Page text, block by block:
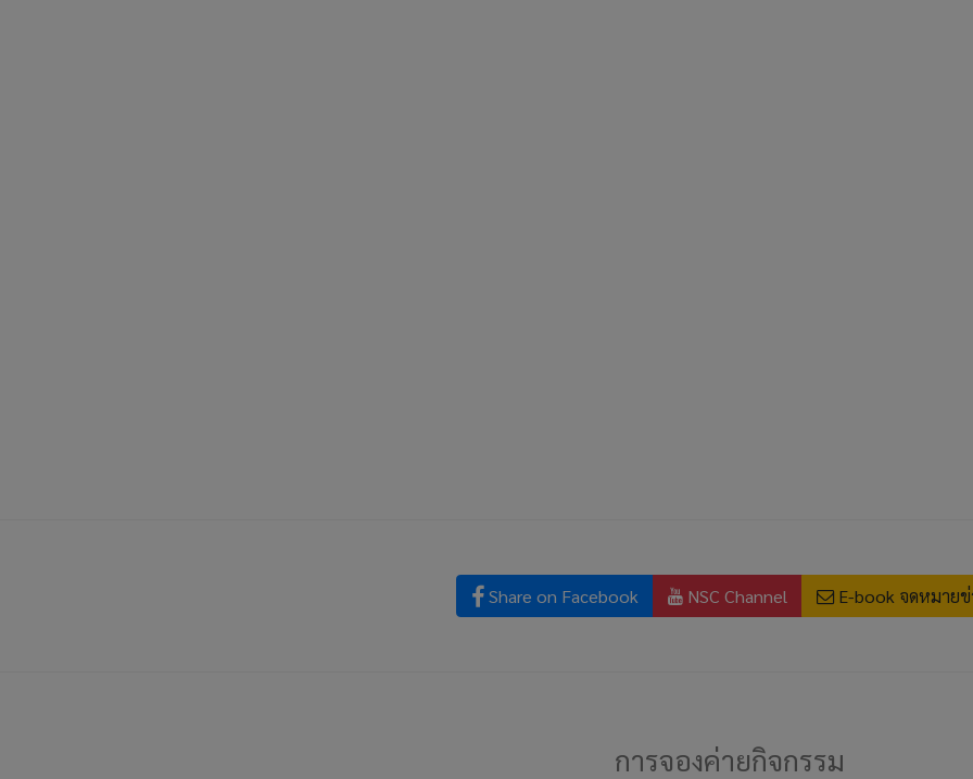
Share on Facebook NSC Channel E-book จดหมายข่
การจองค่ายกิจกรรม